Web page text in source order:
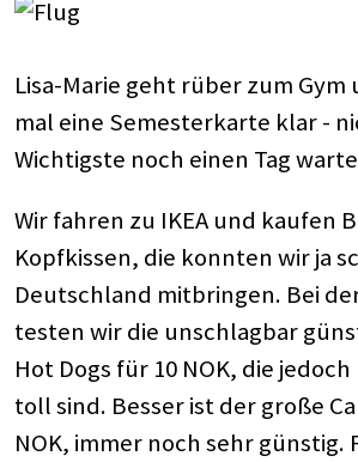
Lisa-Marie geht rüber zum
mal eine Semesterkarte klar -
Wichtigste noch einen Tag
Wir fahren zu IKEA und kaufen
Kopfkissen, die konnten wir ja
Deutschland mitbringen. Bei
testen wir die unschlagbar
Hot Dogs für 10 NOK, die
toll sind. Besser ist der große
NOK, immer noch sehr günstig.